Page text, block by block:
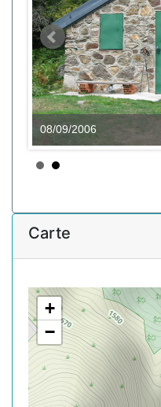
08/09/2006
Carte
+
−